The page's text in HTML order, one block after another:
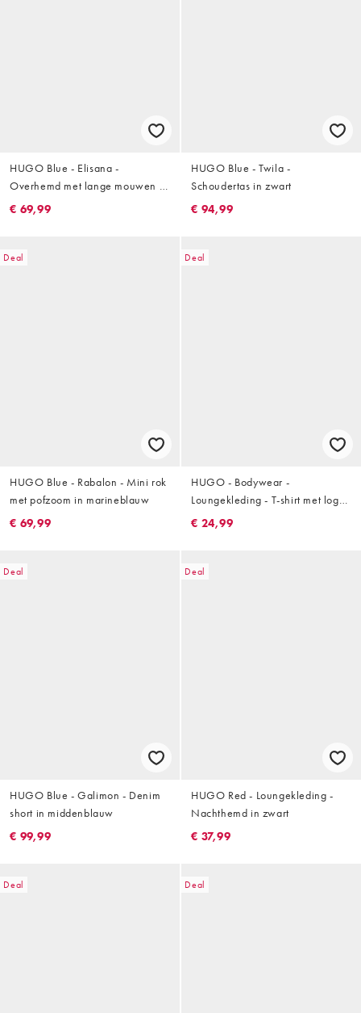
HUGO Blue - Elisana -
Overhemd met lange mouwen in
wit
€ 69,99
HUGO Blue - Twila -
Schoudertas in zwart
€ 94,99
Deal
HUGO Blue - Rabalon - Mini rok
met pofzoom in marineblauw
€ 69,99
Deal
HUGO - Bodywear -
Loungekleding - T-shirt met logo
in donkergroen, deel van co-ord
€ 24,99
Deal
HUGO Blue - Galimon - Denim
short in middenblauw
€ 99,99
Deal
HUGO Red - Loungekleding -
Nachthemd in zwart
€ 37,99
Deal Deal